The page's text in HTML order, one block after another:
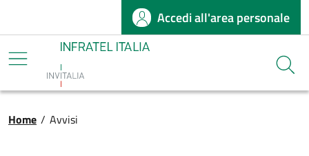
Salta al contenuto principaleAccedi all'area personale
Infratel
Briciole di pane
Home / Avvisi